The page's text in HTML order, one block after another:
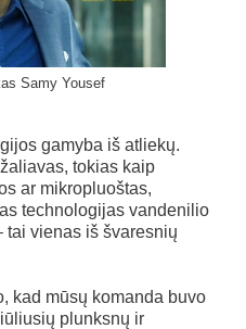
Samy Yousef
gamyba iš atliekų.
tokias kaip
ar mikropluoštas,
technologijas vandenilio
tai vienas iš švaresnių
kad mūsų komanda buvo
plunksnų ir